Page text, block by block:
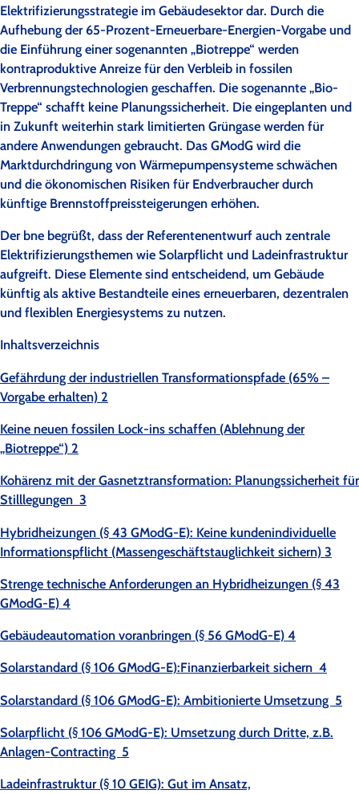
Elektrifizierungsstrategie im Gebäudesektor dar. Durch die
Aufhebung der 65-Prozent-Erneuerbare-Energien-Vorgabe und
die Einführung einer sogenannten „Biotreppe“ werden
kontraproduktive Anreize für den Verbleib in fossilen
Verbrennungstechnologien geschaffen. Die sogenannte „Bio-
Treppe“ schafft keine Planungssicherheit. Die eingeplanten und
in Zukunft weiterhin stark limitierten Grüngase werden für
andere Anwendungen gebraucht. Das GModG wird die
Marktdurchdringung von Wärmepumpensysteme schwächen
und die ökonomischen Risiken für Endverbraucher durch
künftige Brennstoffpreissteigerungen erhöhen.
Der bne begrüßt, dass der Referentenentwurf auch zentrale
Elektrifizierungsthemen wie Solarpflicht und Ladeinfrastruktur
aufgreift. Diese Elemente sind entscheidend, um Gebäude
künftig als aktive Bestandteile eines erneuerbaren, dezentralen
und flexiblen Energiesystems zu nutzen.
Inhaltsverzeichnis
Gefährdung der industriellen Transformationspfade (65% –
Vorgabe erhalten) 2
Keine neuen fossilen Lock-ins schaffen (Ablehnung der
„Biotreppe“) 2
Kohärenz mit der Gasnetztransformation: Planungssicherheit für
Stilllegungen 3
Hybridheizungen (§ 43 GModG-E): Keine kundenindividuelle
Informationspflicht (Massengeschäftstauglichkeit sichern) 3
Strenge technische Anforderungen an Hybridheizungen (§ 43
GModG-E) 4
Gebäudeautomation voranbringen (§ 56 GModG-E) 4
Solarstandard (§ 106 GModG-E):Finanzierbarkeit sichern 4
Solarstandard (§ 106 GModG-E): Ambitionierte Umsetzung 5
Solarpflicht (§ 106 GModG-E): Umsetzung durch Dritte, z.B.
Anlagen-Contracting 5
Ladeinfrastruktur (§ 10 GEIG): Gut im Ansatz,